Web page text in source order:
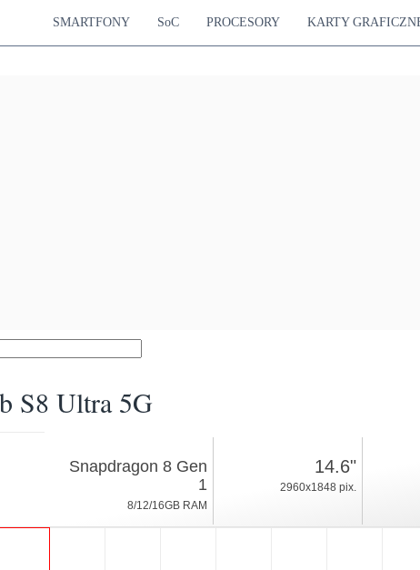
SMARTFONY SoC PROCESORY KARTY
S8 Ultra 5G
726gr, grubość 5.5mm
Snapdragon 8 Gen
1
8/12/16GB RAM
14.6"
2960x1848 pix.